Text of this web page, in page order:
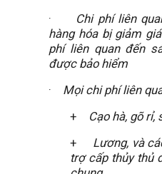
·
Chi phí liên
hàng hóa bị giảm
phí liên quan đến
được bảo hiểm
·
Mọi chi phí liên
+
Cạo hà, gõ
+
Lương, và
trợ cấp thủy thủ